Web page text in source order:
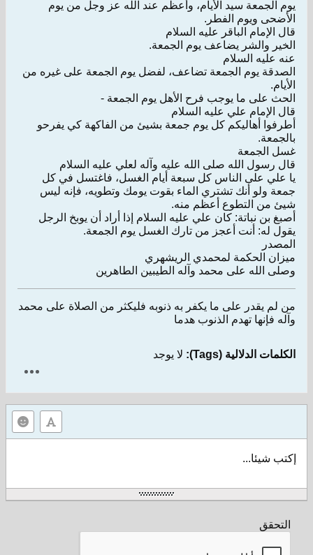
يوم الجمعة سيد الأيام، وأعظم عند الله عز وجل من يوم
الأضحى ويوم الفطر.
قال الإمام الباقر عليه السلام
الخير والشر يضاعف يوم الجمعة.
عنه عليه السلام
الصدقة يوم الجمعة تضاعف، لفضل يوم الجمعة على غيره من
الأيام.
الحث على ما يوجب فرح الأهل يوم الجمعة -
قال الإمام علي عليه السلام
أطرفوا أهاليكم كل يوم جمعة بشيئ من الفاكهة كي يفرحو
بالجمعة.
غسل الجمعة
قال رسول الله صلى الله عليه وآله لعلي عليه السلام
يا علي على الناس كل سبعة أيام الغسل، فاغتسل في كل
جمعة ولو أنك تشتري الماء بقوت يومك وتطويه، فإنه ليس
شيئ من التطوع أعظم منه.
أصبغ بن نباتة: كان علي عليه السلام إذا أراد أن يوبخ الرجل
يقول له: أنت أعجز من تارك الغسل يوم الجمعة.
المصدر
ميزان الحكمة لمحمدي الريشهري
وصلى الله على محمد وآله الطيبين الطاهرين
من لم يقدر على ما يكفر به ذنوبه فليكثر من الصلاة على محمد
وآله فإنها تهدم الذنوب هدما
الكلمات الدلالية (Tags): لا يوجد
إكتب شيئا...
التحقق